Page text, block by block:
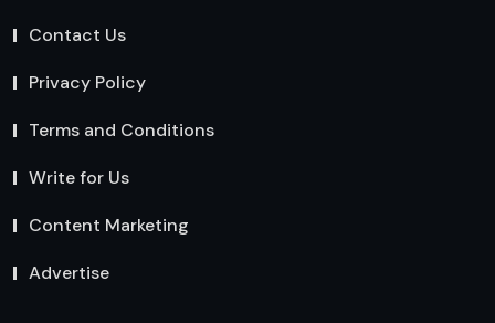
Contact Us
Privacy Policy
Terms and Conditions
Write for Us
Content Marketing
Advertise